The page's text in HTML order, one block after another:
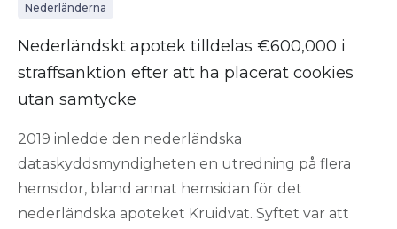
Nederländerna
Nederländskt apotek tilldelas €600,000 i
straffsanktion efter att ha placerat cookies
utan samtycke
2019 inledde den nederländska
dataskyddsmyndigheten en utredning på flera
hemsidor, bland annat hemsidan för det
nederländska apoteket Kruidvat. Syftet var att